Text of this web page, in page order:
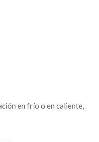
en frío o en caliente,